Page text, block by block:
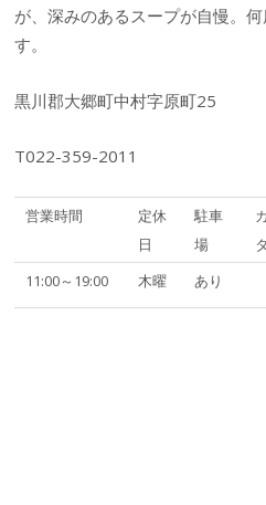
が、深みのあるスープが自慢。
す。
黒川郡大郷町中村字原町25
T022-359-2011
営業時間
定休
日
駐車
場
11:00～19:00
木曜 あり